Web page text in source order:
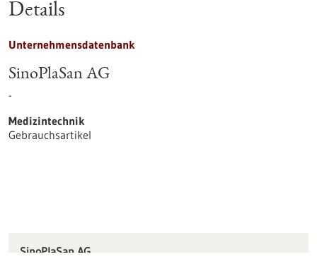
Details
Unternehmensdatenbank
SinoPlaSan AG
-
Medizintechnik
Gebrauchsartikel
SinoPlaSan AG